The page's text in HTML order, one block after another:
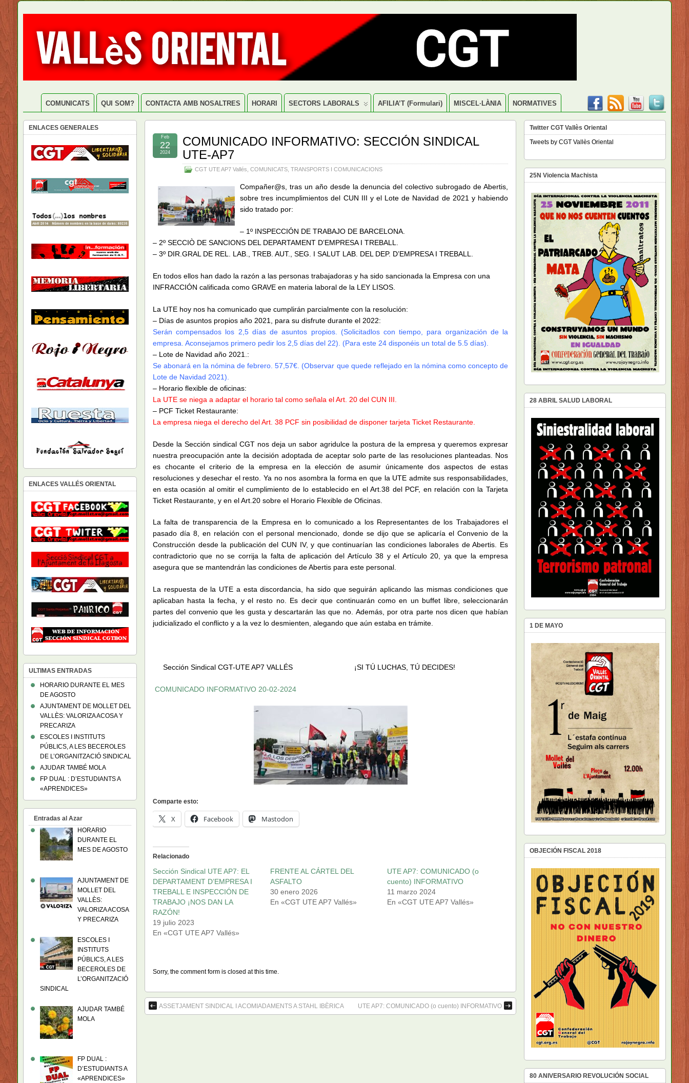
COMUNICATS QUI SOM? CONTACTA AMB NOSALTRES HORARI SECTORS LABORALS AFILIA’T (formulari) MISCEL·LÀNIA NORMATIVES
COMUNICADO INFORMATIVO: SECCIÓN SINDICAL
UTE-AP7
CGT UTE AP7 Vallés COMUNICATS TRANSPORTS I COMUNICACIONS
Feb
22
2024
Compañer@s, tras un año desde la denuncia del colectivo subrogado de Abertis,
sobre tres incumplimientos del CUN III y el Lote de Navidad de 2021 y habiendo
sido tratado por:
– 1º INSPECCIÓN DE TRABAJO DE BARCELONA.
– 2º SECCIÒ DE SANCIONS DEL DEPARTAMENT D’EMPRESA I TREBALL.
– 3º DIR.GRAL DE REL. LAB., TREB. AUT., SEG. I SALUT LAB. DEL DEP. D’EMPRESA I TREBALL.
En todos ellos han dado la razón a las personas trabajadoras y ha sido sancionada la Empresa con una
INFRACCIÓN calificada como GRAVE en materia laboral de la LEY LISOS.
La UTE hoy nos ha comunicado que cumplirán parcialmente con la resolución:
– Días de asuntos propios año 2021, para su disfrute durante el 2022:
Serán compensados los 2,5 días de asuntos propios. (Solicitadlos con tiempo, para organización de la
empresa. Aconsejamos primero pedir los 2,5 días del 22). (Para este 24 disponéis un total de 5.5 días).
– Lote de Navidad año 2021.:
Se abonará en la nómina de febrero. 57,57€. (Observar que quede reflejado en la nómina como concepto de
Lote de Navidad 2021).
– Horario flexible de oficinas:
La UTE se niega a adaptar el horario tal como señala el Art. 20 del CUN III.
– PCF Ticket Restaurante:
La empresa niega el derecho del Art. 38 PCF sin posibilidad de disponer tarjeta Ticket Restaurante.
Desde la Sección sindical CGT nos deja un sabor agridulce la postura de la empresa y queremos expresar
nuestra preocupación ante la decisión adoptada de aceptar solo parte de las resoluciones planteadas. Nos
es chocante el criterio de la empresa en la elección de asumir únicamente dos aspectos de estas
resoluciones y desechar el resto. Ya no nos asombra la forma en que la UTE admite sus responsabilidades,
en esta ocasión al omitir el cumplimiento de lo establecido en el Art.38 del PCF, en relación con la Tarjeta
Ticket Restaurante, y en el Art.20 sobre el Horario Flexible de Oficinas.
La falta de transparencia de la Empresa en lo comunicado a los Representantes de los Trabajadores el
pasado día 8, en relación con el personal mencionado, donde se dijo que se aplicaría el Convenio de la
Construcción desde la publicación del CUN IV, y que continuarían las condiciones laborales de Abertis. Es
contradictorio que no se corrija la falta de aplicación del Artículo 38 y el Artículo 20, ya que la empresa
asegura que se mantendrán las condiciones de Abertis para este personal.
La respuesta de la UTE a esta discordancia, ha sido que seguirán aplicando las mismas condiciones que
aplicaban hasta la fecha, y el resto no. Es decir que continuarán como en un buffet libre, seleccionarán
partes del convenio que les gusta y descartarán las que no. Además, por otra parte nos dicen que habían
judicializado el conflicto y a la vez lo desmienten, alegando que aún estaba en trámite.
Sección Sindical CGT-UTE AP7 VALLÉS ¡SI TÚ LUCHAS, TÚ DECIDES!
COMUNICADO INFORMATIVO 20-02-2024
Comparte esto:
X Facebook Mastodon
Relacionado
Sección Sindical UTE AP7: EL
DEPARTAMENT D’EMPRESA I
TREBALL E INSPECCIÓN DE
TRABAJO ¡NOS DAN LA
RAZÓN!
19 julio 2023
En «CGT UTE AP7 Vallés»
FRENTE AL CÁRTEL DEL
ASFALTO
30 enero 2026
En «CGT UTE AP7 Vallés»
UTE AP7: COMUNICADO (o
cuento) INFORMATIVO
11 marzo 2024
En «CGT UTE AP7 Vallés»
Sorry, the comment form is closed at this time.
ASSETJAMENT SINDICAL I ACOMIADAMENTS A STAHL IBÈRICA UTE AP7: COMUNICADO (o cuento) INFORMATIVO
ENLACES GENERALES
ENLACES VALLÉS ORIENTAL
ULTIMAS ENTRADAS
HORARIO DURANTE EL MES
DE AGOSTO
AJUNTAMENT DE MOLLET DEL
VALLÈS: VALORIZA ACOSA Y
PRECARIZA
ESCOLES I INSTITUTS
PÚBLICS, A LES BECEROLES
DE L’ORGANITZACIÓ SINDICAL
AJUDAR TAMBÉ MOLA
FP DUAL : D’ESTUDIANTS A
«APRENDICES»
Entradas al Azar
HORARIO
DURANTE EL
MES DE AGOSTO
AJUNTAMENT DE
MOLLET DEL
VALLÈS:
VALORIZA ACOSA
Y PRECARIZA
ESCOLES I
INSTITUTS
PÚBLICS, A LES
BECEROLES DE
L’ORGANITZACIÓ
SINDICAL
AJUDAR TAMBÉ
MOLA
FP DUAL :
D’ESTUDIANTS A
«APRENDICES»
Twitter CGT Vallès Oriental
Tweets by CGT Vallès Oriental
25N Violencia Machista
28 ABRIL SALUD LABORAL
1 DE MAYO
OBJECIÓN FISCAL 2018
80 ANIVERSARIO REVOLUCIÓN SOCIAL